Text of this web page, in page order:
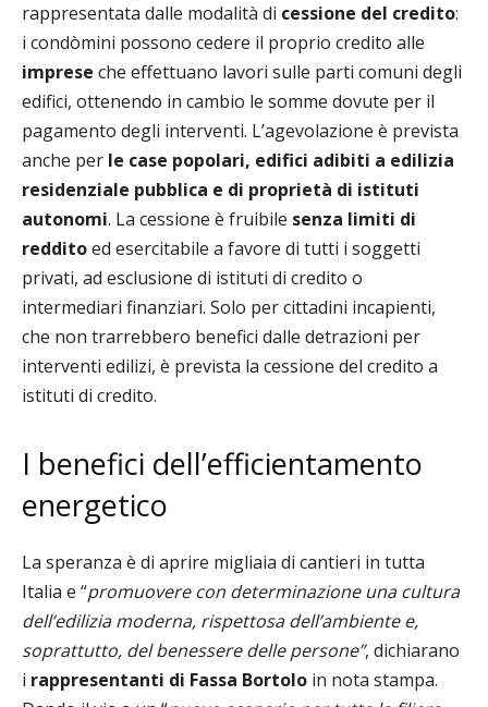
rappresentata dalle modalità di cessione del credito:
i condòmini possono cedere il proprio credito alle
imprese che effettuano lavori sulle parti comuni degli
edifici, ottenendo in cambio le somme dovute per il
pagamento degli interventi. L’agevolazione è prevista
anche per le case popolari, edifici adibiti a edilizia
residenziale pubblica e di proprietà di istituti
autonomi. La cessione è fruibile senza limiti di
redditoed esercitabile a favore di tutti i soggetti
privati, ad esclusione di istituti di credito o
intermediari finanziari. Solo per cittadini incapienti,
che non trarrebbero benefici dalle detrazioni per
interventi edilizi, è prevista la cessione del credito a
istituti di credito.
I benefici dell’efficientamento
energetico
La speranza è di aprire migliaia di cantieri in tutta
Italia e “promuovere con determinazione una cultura
dell’edilizia moderna, rispettosa dell’ambiente e,
soprattutto, del benessere delle persone”, dichiarano
i rappresentanti di Fassa Bortolo in nota stampa.